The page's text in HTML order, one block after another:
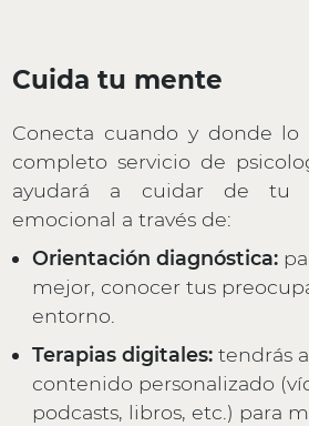
Cuida tu mente
Conecta cuando y donde lo
completo servicio de
ayudará a cuidar de tu
emocional a través de:
Orientación diagnóstica:
mejor, conocer tus
entorno.
Terapias digitales: tendrás
contenido personalizado
podcasts, libros, etc.) para